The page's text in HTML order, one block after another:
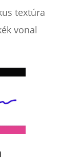
textúra
vonal